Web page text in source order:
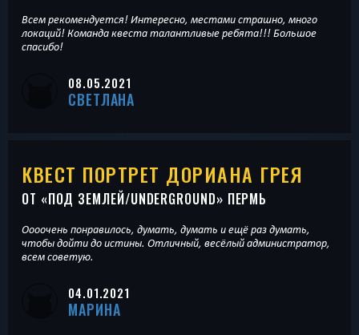
Всем рекомендуется! Интересно, местами страшно, много
локаций! Команда квеста талантливые ребята!!! Большое
спасибо!
08.05.2021
СВЕТЛАНА
КВЕСТ ПОРТРЕТ ДОРИАНА ГРЕЯ
ОТ «ПОД ЗЕМЛЕЙ/UNDERGROUND» ПЕРМЬ
Оооочень понравилось, думать, думать и ещё раз думать,
чтобы дойти до истины. Отличный, весёлый администратор,
всем советую.
04.01.2021
МАРИНА